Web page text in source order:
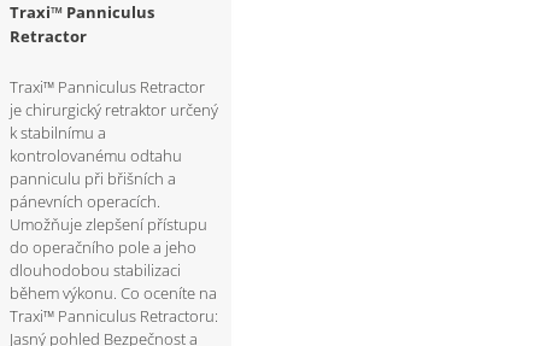
Traxi™ Panniculus
Retractor
Traxi™ Panniculus Retractor
je chirurgický retraktor určený
k stabilnímu a
kontrolovanému odtahu
panniculu při břišních a
pánevních operacích.
Umožňuje zlepšení přístupu
do operačního pole a jeho
dlouhodobou stabilizaci
během výkonu. Co oceníte na
Traxi™ Panniculus Retractoru:
Jasný pohled Bezpečnost a